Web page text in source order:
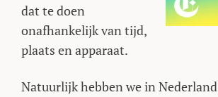
dat te doen
onafhankelijk van tijd,
plaats en apparaat.
Natuurlijk hebben we in